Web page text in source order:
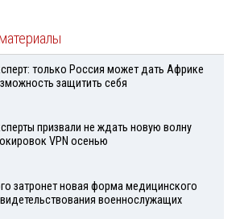
только Россия может дать Африке
защитить себя
призвали не ждать новую волну
VPN осенью
затронет новая форма медицинского
военнослужащих